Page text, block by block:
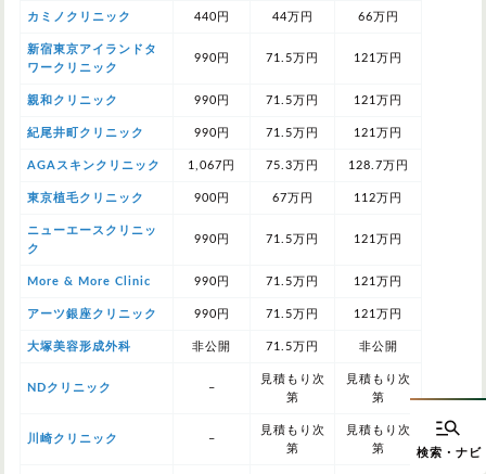
カミノクリニック 440円 44万円 66万円
新宿東京アイランドタ
ワークリニック
990円 71.5万円 121万円
親和クリニック 990円 71.5万円 121万円
紀尾井町クリニック 990円 71.5万円 121万円
AGAスキンクリニック 1,067円 75.3万円 128.7万円
東京植毛クリニック 900円 67万円 112万円
ニューエースクリニッ
ク
990円 71.5万円 121万円
More & More Clinic 990円 71.5万円 121万円
アーツ銀座クリニック 990円 71.5万円 121万円
大塚美容形成外科 非公開 71.5万円 非公開
NDクリニック –
見積もり次
第
見積もり次
第
川崎クリニック –
見積もり次
第
見積もり次
第